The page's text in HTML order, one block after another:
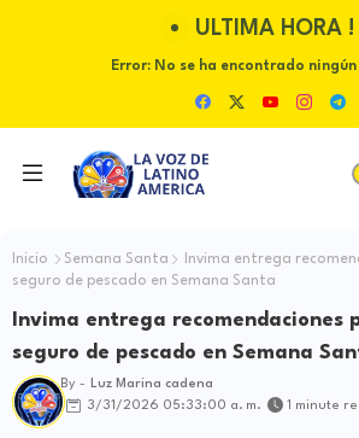
ULTIMA HORA !
Error:No se ha encontrado
Inicio Semana Santa
Invima entrega
seguro de pescado en Semana Santa
Invima entrega recomendaciones
seguro de pescado en Semana
By -
Luz Marina cadena
3/31/2026 05:33:00 a. m.
1 minute